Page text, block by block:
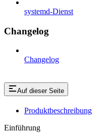
systemd-Dienst
Changelog
Changelog
Auf dieser Seite
Produktbeschreibung
Einführung